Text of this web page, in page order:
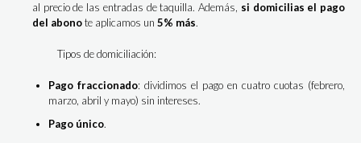
al precio de las entradas de taquilla. Además, si domicilias el pago
del abonote aplicamos un 5% más.
Tipos de domiciliación:
Pago fraccionado: dividimos el pago en cuatro cuotas (febrero,
marzo, abril y mayo) sin intereses.
Pago único.